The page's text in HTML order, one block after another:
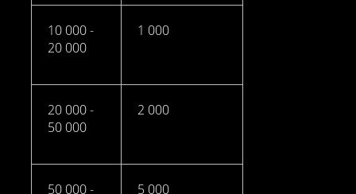
10 000 -
20 000
1 000
20 000 -
50 000
2 000
50 000 -
5 000